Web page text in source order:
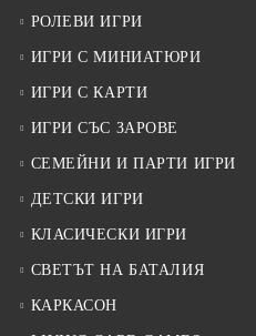
РОЛЕВИ ИГРИ
ИГРИ С МИНИАТЮРИ
ИГРИ С КАРТИ
ИГРИ СЪС ЗАРОВЕ
СЕМЕЙНИ И ПАРТИ ИГРИ
ДЕТСКИ ИГРИ
КЛАСИЧЕСКИ ИГРИ
СВЕТЪТ НА БАТАЛИЯ
КАРКАСОН